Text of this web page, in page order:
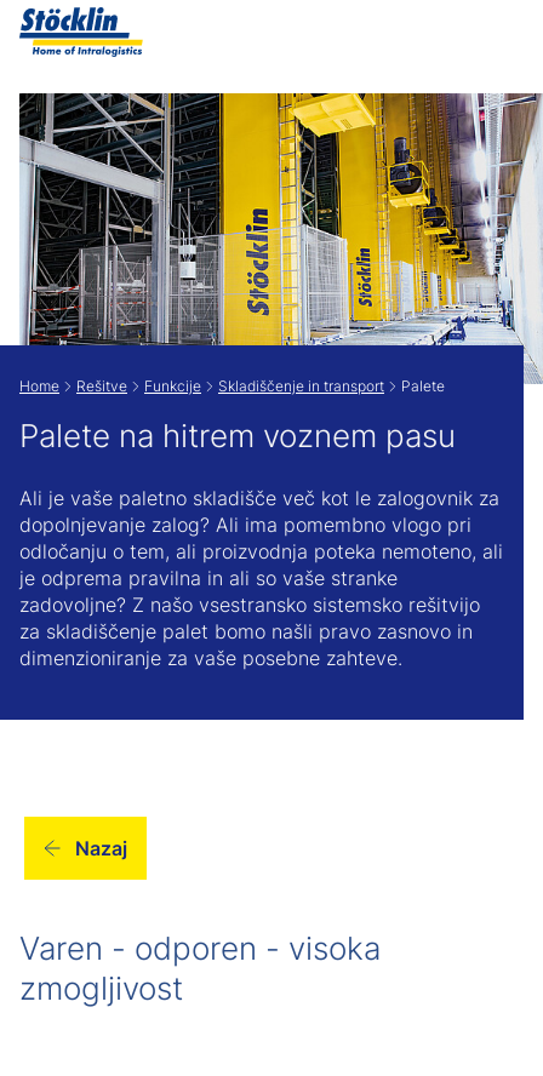
Show convenient version of this site
Don't show this message again
Home Rešitve Funkcije Skladiščenje in transport Palete
Palete na hitrem voznem pasu
Ali je vaše paletno skladišče več kot le zalogovnik za
dopolnjevanje zalog? Ali ima pomembno vlogo pri
odločanju o tem, ali proizvodnja poteka nemoteno, ali
je odprema pravilna in ali so vaše stranke
zadovoljne? Z našo vsestransko sistemsko rešitvijo
za skladiščenje palet bomo našli pravo zasnovo in
dimenzioniranje za vaše posebne zahteve.
Nazaj
Varen - odporen - visoka
zmogljivost